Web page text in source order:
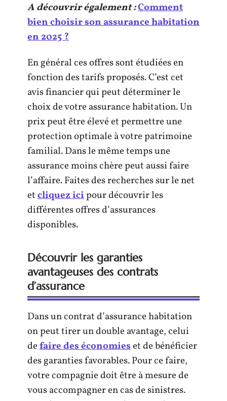
A découvrir également :Comment
bien choisir son assurance habitation
en 2025 ?
En général ces offres sont étudiées en
fonction des tarifs proposés. C’est cet
avis financier qui peut déterminer le
choix de votre assurance habitation. Un
prix peut être élevé et permettre une
protection optimale à votre patrimoine
familial. Dans le même temps une
assurance moins chère peut aussi faire
l’affaire. Faites des recherches sur le net
etcliquez icipour découvrir les
différentes offres d’assurances
disponibles.
Découvrir les garanties
avantageuses des contrats
d’assurance
Dans un contrat d’assurance habitation
on peut tirer un double avantage, celui
defaire des économieset de bénéficier
des garanties favorables. Pour ce faire,
votre compagnie doit être à mesure de
vous accompagner en cas de sinistres.